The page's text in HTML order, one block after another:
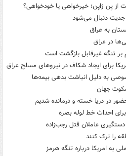
از یِن ژاپن؛ خیرخواهی یا خودخواهی؟
جدیت دنبال می‌شود
به عراق
تنگه غیرقابل بازگشت است
برای ایجاد شکاف در نیروهای مسلح عراق
به دلیل انباشت بدهی بیمه‌ها
سکوت جهان
احداث خط لوله بصره
دستگیری عاملان قتل رجب‌زاده
را ترک کنند
به امریکا درباره تنگه هرمز